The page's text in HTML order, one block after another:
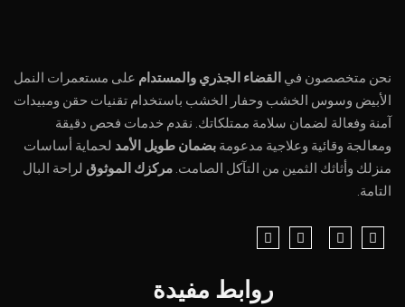
نحن متخصصون في القضاء الجذري والمستدام على مستعمرات النمل
الأبيض وسوس الخشب وحفار الخشب باستخدام تقنيات حقن ومبيدات
آمنة وفعالة لضمان سلامة ممتلكاتك. نقدم خدمات فحص دقيقة
ومعالجة وقائية وعلاجية مدعومة بضمان طويل الأمد لحماية أساسات
منزلك وأثاثك الثمين من التآكل الصامت. مركزك الموثوق لراحة البال
التامة.
روابط مفيدة